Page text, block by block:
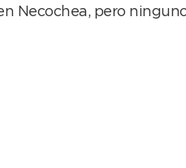
Necochea, pero